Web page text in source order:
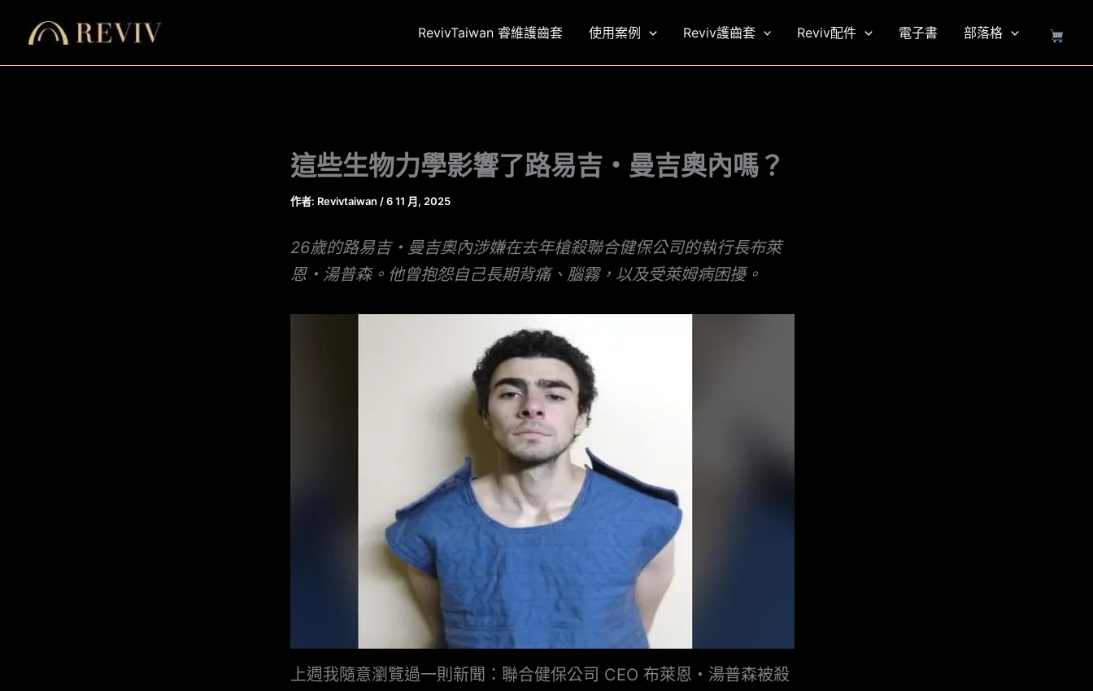
RevivTaiwan 睿維護齒套 使用案例 Reviv護齒套 Reviv配件 電子書 部落格
這些生物力學影響了路易吉・曼吉奧內嗎？
作者: Revivtaiwan /6 11 月, 2025
26歲的路易吉・曼吉奧內涉嫌在去年槍殺聯合健保公司的執行長布萊
恩・湯普森。他曾抱怨自己長期背痛、腦霧，以及受萊姆病困擾。
上週我隨意瀏覽過一則新聞：聯合健保公司 CEO 布萊恩・湯普森被殺